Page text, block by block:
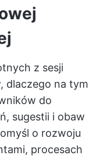
z sesji
dlaczego na tym
do
sugestii i obaw
o rozwoju
procesach